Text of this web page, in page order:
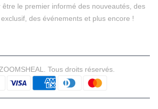
être le premier informé des nouveautés, des
des événements et plus encore !
Tous droits réservés.